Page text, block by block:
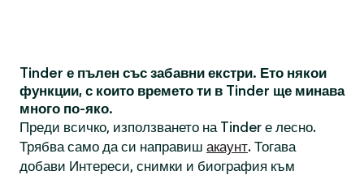
Tinder е пълен със забавни екстри. Ето някои
функции, с които времето ти в Tinder ще минава
много по-яко.
Преди всичко, използването на Tinder е лесно.
Трябва само да си направиш акаунт. Тогава
добави Интереси, снимки и биография към